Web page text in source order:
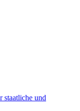
staatliche und